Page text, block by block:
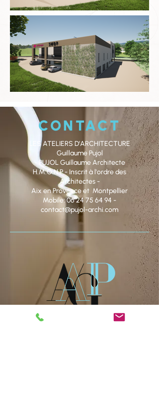
CONTACT
LES ATELIERS D’ARCHITECTURE
Guillaume Pujol
- PUJOL Guillaume Architecte
H.M.O.N.P - Inscrit à l'ordre des
Architectes -
Aix en Provence et Montpellier
Mobile:06 24 75 64 94 -
contact@pujol-archi.com